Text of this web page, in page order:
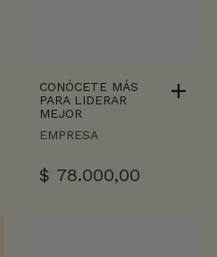
CONÓCETE MÁS
PARA LIDERAR
MEJOR
EMPRESA
$ 78.000,00